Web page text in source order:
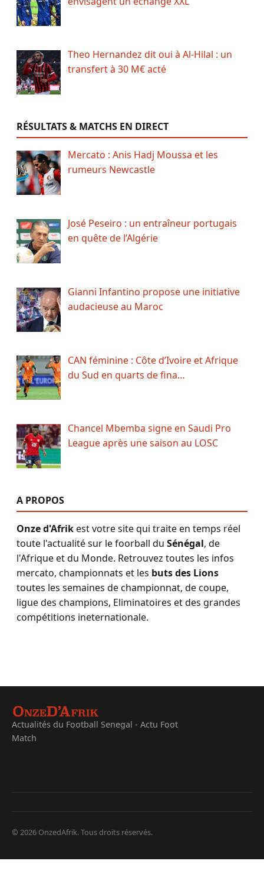
Theo Hernandez dit oui à Al-Hilal : un
transfert à 30 M€ acté
RÉSULTATS & MATCHS EN DIRECT
Mercato : Anis Hadj Moussa et les
rumeurs Newcastle
José Peseiro : un entraîneur portugais
en quête de l’Algérie
Gianni Infantino propose une initiative
audacieuse au Maroc
CAN féminine : Côte d’Ivoire et Afrique
du Sud en quarts de fina…
Chancel Mbemba signe en Saudi Pro
League après une saison au LOSC
A PROPOS
Onze d'Afrikest votre site qui traite en temps réel
toute l'actualité sur le foorball du Sénégal, de
l'Afrique et du Monde. Retrouvez toutes les infos
mercato, championnats et les buts des Lions
toutes les semaines de championnat, de coupe,
ligue des champions, Eliminatoires et des grandes
compétitions ineternationale.
Actualités du Football Senegal - Actu Foot
Match
© 2026 OnzedAfrik. Tous droits réservés.